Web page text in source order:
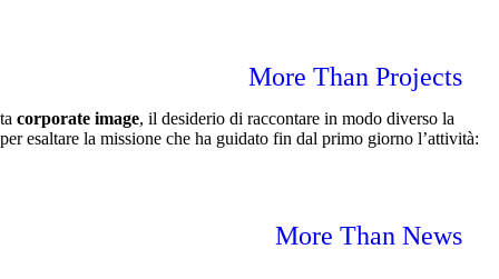
More Than Projects
More Than News
corporate image, il desiderio di raccontare in modo diverso la
esaltare la missione che ha guidato fin dal primo giorno l’attività: